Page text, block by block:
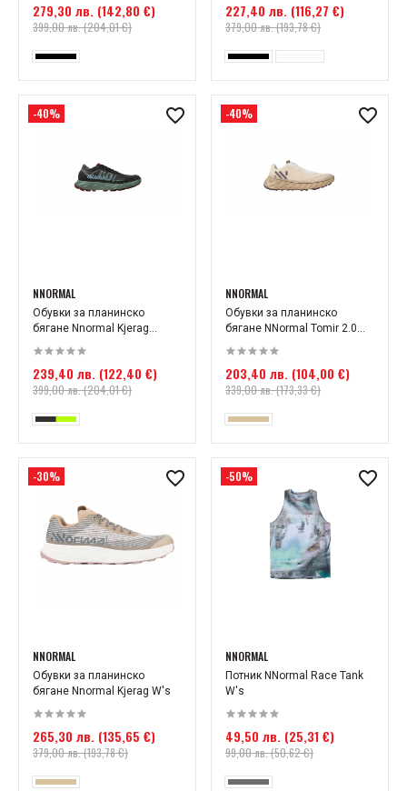
279,30 лв. (142,80 €)
399,00 лв. (204,01 €)
227,40 лв. (116,27 €)
379,00 лв. (193,78 €)
-40%
NNORMAL
Обувки за планинско
бягане Nnormal Kjerag...
239,40 лв. (122,40 €)
399,00 лв. (204,01 €)
-40%
NNORMAL
Обувки за планинско
бягане NNormal Tomir 2.0...
203,40 лв. (104,00 €)
339,00 лв. (173,33 €)
-30%
NNORMAL
Обувки за планинско
бягане Nnormal Kjerag W's
265,30 лв. (135,65 €)
379,00 лв. (193,78 €)
-50%
NNORMAL
Потник NNormal Race Tank
W's
49,50 лв. (25,31 €)
99,00 лв. (50,62 €)